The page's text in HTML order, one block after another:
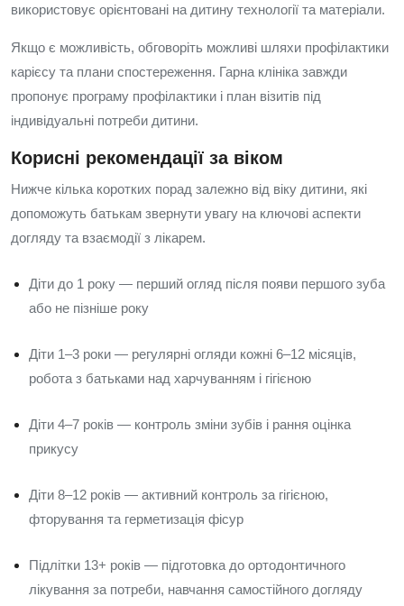
використовує орієнтовані на дитину технології та матеріали.
Якщо є можливість, обговоріть можливі шляхи профілактики
карієсу та плани спостереження. Гарна клініка завжди
пропонує програму профілактики і план візитів під
індивідуальні потреби дитини.
Корисні рекомендації за віком
Нижче кілька коротких порад залежно від віку дитини, які
допоможуть батькам звернути увагу на ключові аспекти
догляду та взаємодії з лікарем.
Діти до 1 року — перший огляд після появи першого зуба
або не пізніше року
Діти 1–3 роки — регулярні огляди кожні 6–12 місяців,
робота з батьками над харчуванням і гігієною
Діти 4–7 років — контроль зміни зубів і рання оцінка
прикусу
Діти 8–12 років — активний контроль за гігієною,
фторування та герметизація фісур
Підлітки 13+ років — підготовка до ортодонтичного
лікування за потреби, навчання самостійного догляду